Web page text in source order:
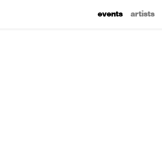
events artists